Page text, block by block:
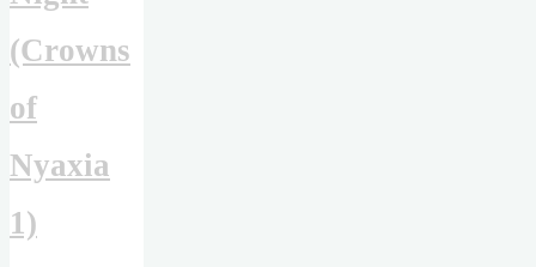
(Crowns
of
Nyaxia
1)